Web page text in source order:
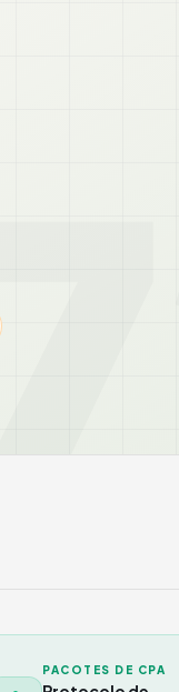
PACOTES DE CPA